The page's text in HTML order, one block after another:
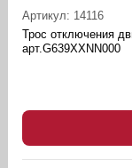
Артикул: 14116
Трос отключения
арт.G639XXNN000